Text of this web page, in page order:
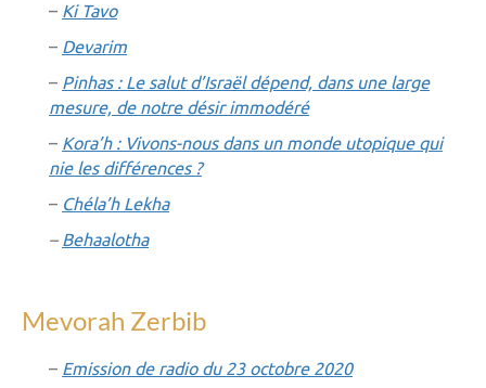
– Ki Tavo
– Devarim
– Pinhas : Le salut d’Israël dépend, dans une large
mesure, de notre désir immodéré
– Kora’h : Vivons-nous dans un monde utopique qui
nie les différences ?
– Chéla’h Lekha
– Behaalotha
Mevorah Zerbib
– Emission de radio du 23 octobre 2020